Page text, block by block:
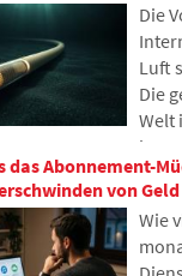
wer
wie
Die
Luft
Die
Welt
im
In
die
das Abonnement-
von
Wie